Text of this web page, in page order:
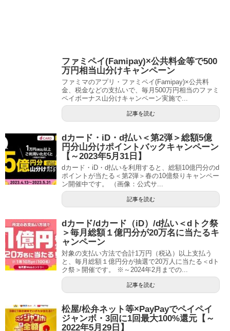
ファミペイ(Famipay)×公共料金等で500
万円相当山分けキャンペーン
ファミマのアプリ・ファミペイ(Famipay)×公共料
金、税金などの支払いで、毎月500万円相当のファミ
ペイボーナス山分けキャンペーン実施で...
記事を読む
dカード・iD・d払い＜第2弾＞総額5億
円分山分けポイントバックキャンペーン
【～2023年5月31日】
dカード・iD・d払いを利用すると、総額10億円分のd
ポイントが当たる＜第2弾＞春の10億祭りキャンペー
ン開催中です。 （画像：公式サ...
記事を読む
dカード/dカード（iD）/d払い＜dトク祭
＞毎月総額１億円分が20万名に当たるキ
ャンペーン
対象の支払い方法で合計1万円（税込）以上支払う
と、毎月総額１億円分が抽選で20万人に当たる＜dト
ク祭＞開催です。 ※～2024年2月までの...
記事を読む
松屋/松弁ネット等×PayPayでペイペイ
ジャンボ・3回に1回最大100%還元【～
2022年5月29日】